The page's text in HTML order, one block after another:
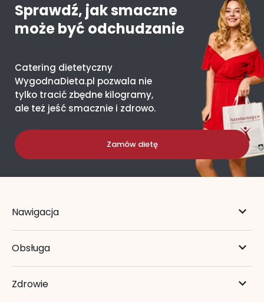
Sprawdź, jak smaczne
może być odchudzanie
Catering dietetyczny
WygodnaDieta.pl pozwala nie
tylko tracić zbędne kilogramy,
ale też jeść smacznie i zdrowo.
Zamów dietę
Nawigacja
Obsługa
Zdrowie